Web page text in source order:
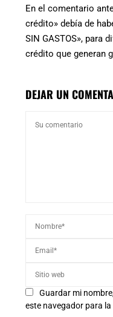
En el comentario
crédito» debía de
SIN GASTOS», para
crédito que generan
DEJAR UN
Guardar mi
este navegador para